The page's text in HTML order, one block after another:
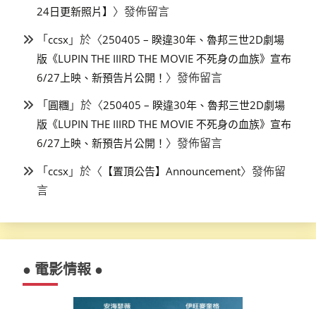
24日更新照片】 〉發佈留言
「ccsx 」於〈250405 – 睽違30年、魯邦三世2D劇場
版《LUPIN THE IIIRD THE MOVIE 不死身の血族》宣布
6/27上映、新預告片公開！ 〉發佈留言
「圓糰 」於〈250405 – 睽違30年、魯邦三世2D劇場
版《LUPIN THE IIIRD THE MOVIE 不死身の血族》宣布
6/27上映、新預告片公開！ 〉發佈留言
「ccsx 」於〈 【置頂公告】Announcement〉發佈留
言
● 電影情報 ●